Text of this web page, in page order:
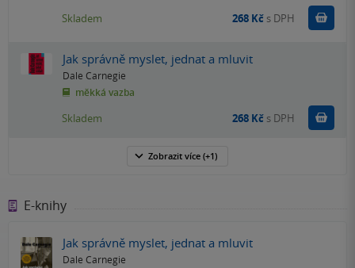
Skladem 268 Kč s DPH
Jak správně myslet, jednat a mluvit
Dale Carnegie
měkká vazba
Skladem 268 Kč s DPH
Zobrazit více (+1)
E-knihy
Jak správně myslet, jednat a mluvit
Dale Carnegie